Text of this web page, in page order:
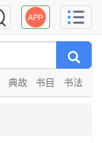
典故 书目 书法